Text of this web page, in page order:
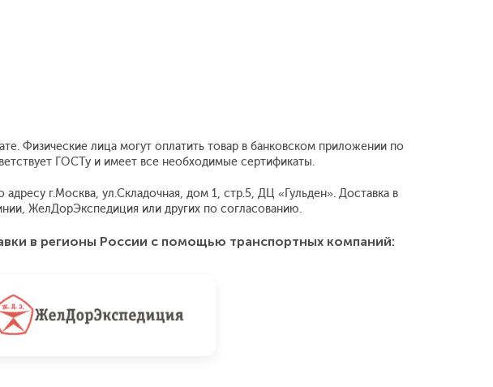
Физические лица могут оплатить товар в банковском приложении по
ГОСТу и имеет все необходимые сертификаты.
г.Москва, ул.Складочная, дом 1, стр.5, ДЦ «Гульден». Доставка в
ЖелДорЭкспедиция или других по согласованию.
в регионы России с помощью транспортных компаний: